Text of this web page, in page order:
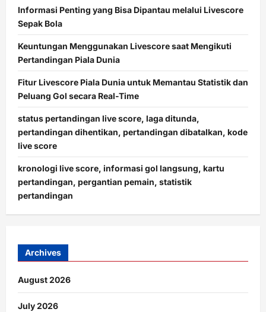
Informasi Penting yang Bisa Dipantau melalui Livescore
Sepak Bola
Keuntungan Menggunakan Livescore saat Mengikuti
Pertandingan Piala Dunia
Fitur Livescore Piala Dunia untuk Memantau Statistik dan
Peluang Gol secara Real-Time
status pertandingan live score, laga ditunda,
pertandingan dihentikan, pertandingan dibatalkan, kode
live score
kronologi live score, informasi gol langsung, kartu
pertandingan, pergantian pemain, statistik
pertandingan
Archives
August 2026
July 2026